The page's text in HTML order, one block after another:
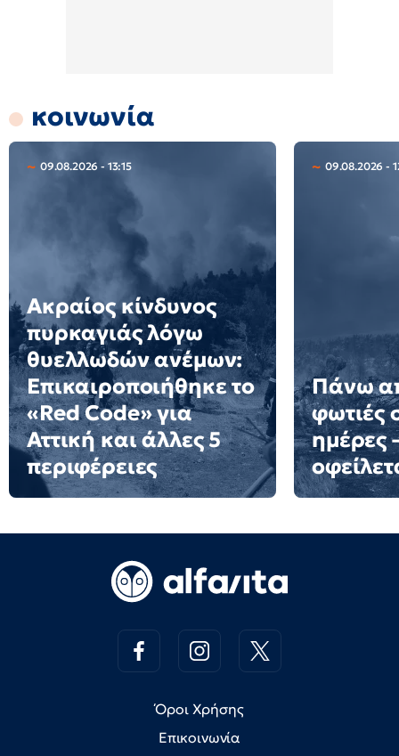
κοινωνία
09.08.2026 - 13:15
Ακραίος κίνδυνος
πυρκαγιάς λόγω
θυελλωδών ανέμων:
Επικαιροποιήθηκε το
«Red Code» για
Αττική και άλλες 5
περιφέρειες
09.08.2026 -
Πάνω
φωτιές
ημέρες
Όροι Χρήσης
Επικοινωνία